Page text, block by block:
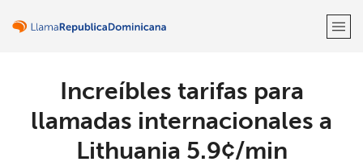
¡Bienvenido!
Increíbles tarifas para
llamadas internacionales a
Lithuania ⁦5.9¢⁩/min